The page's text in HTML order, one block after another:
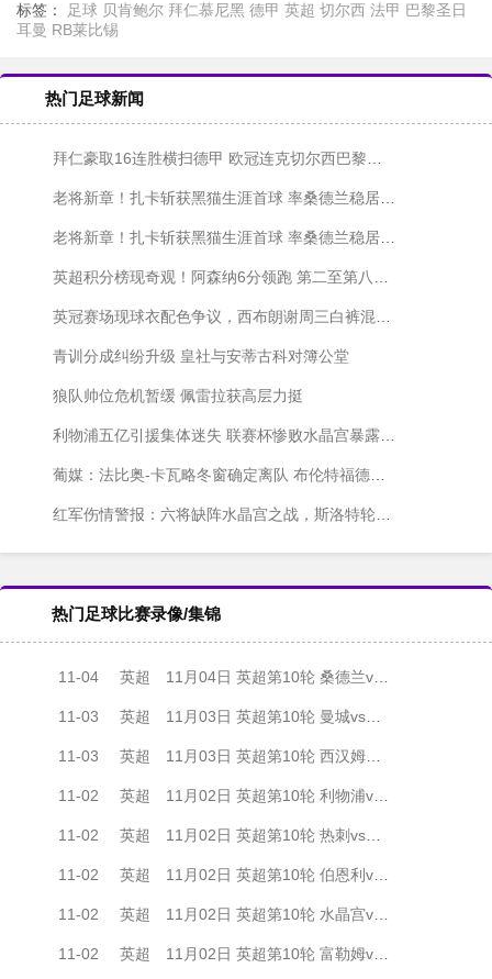
标签： 足球 贝肯鲍尔 拜仁慕尼黑 德甲 英超 切尔西 法甲 巴黎圣日
耳曼 RB莱比锡
热门足球新闻
拜仁豪取16连胜横扫德甲 欧冠连克切尔西巴黎彰显统治力
老将新章！扎卡斩获黑猫生涯首球 率桑德兰稳居欧冠区
老将新章！扎卡斩获黑猫生涯首球 率桑德兰稳居欧冠区
英超积分榜现奇观！阿森纳6分领跑 第二至第八仅差2分
英冠赛场现球衣配色争议，西布朗谢周三白裤混淆视线
青训分成纠纷升级 皇社与安蒂古科对簿公堂
狼队帅位危机暂缓 佩雷拉获高层力挺
利物浦五亿引援集体迷失 联赛杯惨败水晶宫暴露阵容危机
葡媒：法比奥-卡瓦略冬窗确定离队 布伦特福德考虑永久出售
红军伤情警报：六将缺阵水晶宫之战，斯洛特轮换遇阻
热门足球比赛录像/集锦
11-04 英超 11月04日 英超第10轮 桑德兰vs埃弗顿 全场录像
11-03 英超 11月03日 英超第10轮 曼城vs伯恩茅斯 全场录像
11-03 英超 11月03日 英超第10轮 西汉姆联vs纽卡斯尔联 全场录像
11-02 英超 11月02日 英超第10轮 利物浦vs阿斯顿维拉 全场录像
11-02 英超 11月02日 英超第10轮 热刺vs切尔西 全场录像
11-02 英超 11月02日 英超第10轮 伯恩利vs阿森纳 全场录像
11-02 英超 11月02日 英超第10轮 水晶宫vs布伦特福德 全场录像
11-02 英超 11月02日 英超第10轮 富勒姆vs狼队 全场录像